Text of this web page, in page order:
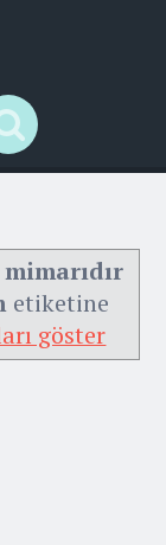
Search
etiketine
göster